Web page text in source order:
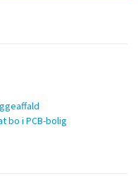
bo i PCB-bolig